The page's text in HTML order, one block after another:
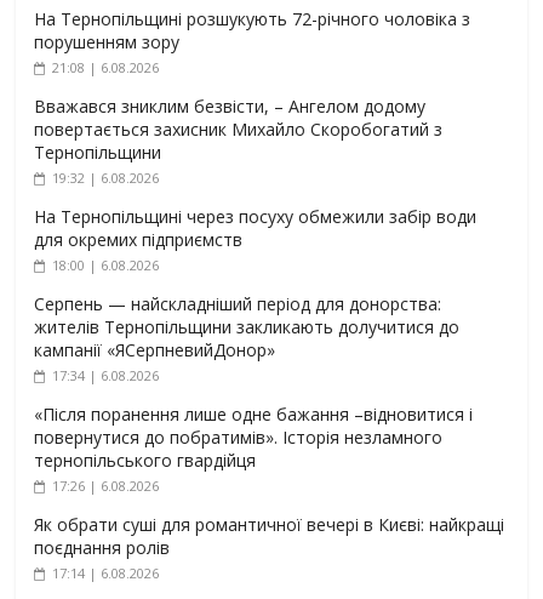
На Тернопільщині розшукують 72-річного чоловіка з
порушенням зору
21:08 | 6.08.2026
Вважався зниклим безвісти, – Ангелом додому
повертається захисник Михайло Скоробогатий з
Тернопільщини
19:32 | 6.08.2026
На Тернопільщині через посуху обмежили забір води
для окремих підприємств
18:00 | 6.08.2026
Серпень — найскладніший період для донорства:
жителів Тернопільщини закликають долучитися до
кампанії «ЯСерпневийДонор»
17:34 | 6.08.2026
«Після поранення лише одне бажання –відновитися і
повернутися до побратимів». Історія незламного
тернопільського гвардійця
17:26 | 6.08.2026
Як обрати суші для романтичної вечері в Києві: найкращі
поєднання ролів
17:14 | 6.08.2026